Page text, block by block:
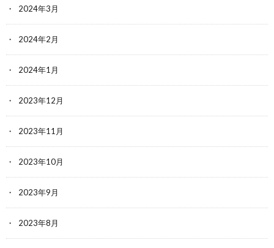
2024年3月
2024年2月
2024年1月
2023年12月
2023年11月
2023年10月
2023年9月
2023年8月